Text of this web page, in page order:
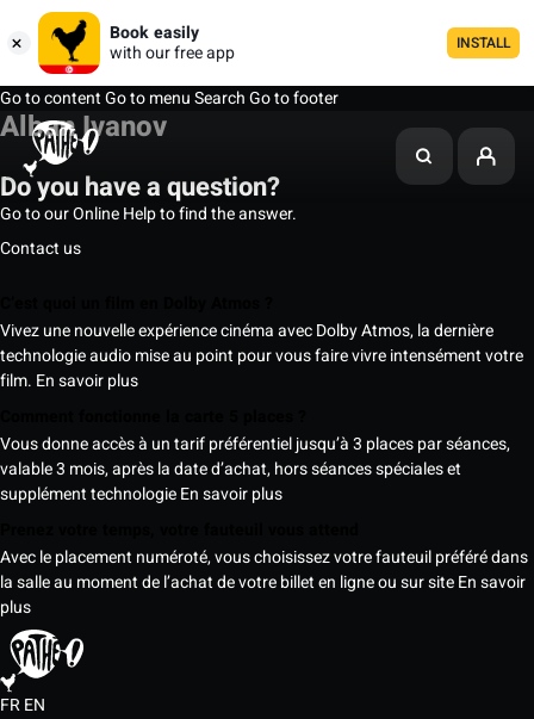
Book easily
with our free app
INSTALL
Go to contentGo to menuSearchGo to footer
Alban Ivanov
Do you have a question?
Go to our Online Help to find the answer.
Contact us
Vivez une nouvelle expérience cinéma avec Dolby Atmos, la dernière
technologie audio mise au point pour vous faire vivre intensément votre
film. En savoir plus
Vous donne accès à un tarif préférentiel jusqu’à 3 places par séances,
valable 3 mois, après la date d’achat, hors séances spéciales et
supplément technologieEn savoir plus
Avec le placement numéroté, vous choisissez votre fauteuil préféré dans
la salle au moment de l’achat de votre billet en ligne ou sur siteEn savoir
plus
FREN